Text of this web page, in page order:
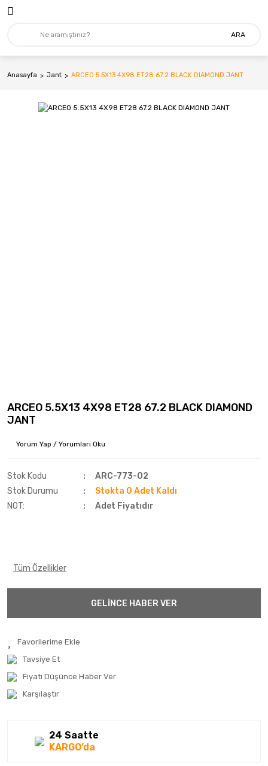
ARA
Anasayfa Jant ARCEO 5.5X13 4X98 ET28 67.2 BLACK DIAMOND JANT
ARCEO 5.5X13 4X98 ET28 67.2 BLACK DIAMOND
JANT
Yorum Yap / Yorumları Oku
Stok Kodu
ARC-773-02
Stok Durumu
Stokta 0 Adet Kaldı
NOT:
Adet Fiyatıdır
Tüm Özellikler
GELİNCE HABER VER
Tavsiye Et
Fiyatı Düşünce Haber Ver
Karşılaştır
24 Saatte
KARGO’da